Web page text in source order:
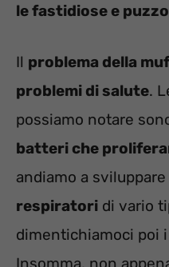
le fastidiose e
Il problema della
problemi di salute.
possiamo notare
batteri che
andiamo a sviluppare
respiratori di vario
dimentichiamoci poi i